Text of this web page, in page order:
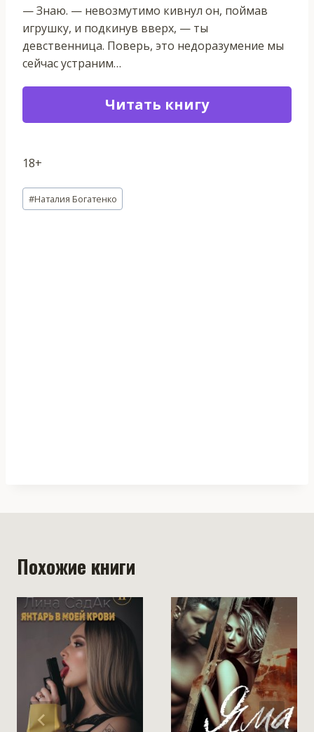
— Знаю. — невозмутимо кивнул он, поймав
игрушку, и подкинув вверх, — ты
девственница. Поверь, это недоразумение мы
сейчас устраним…
Читать книгу
18+
Метки
записи:
#Наталия Богатенко
Похожие книги